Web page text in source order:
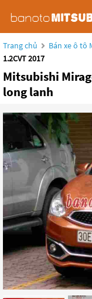
Trang chủ Bán xe ô tô
1.2CVT 2017
Mitsubishi
long lanh